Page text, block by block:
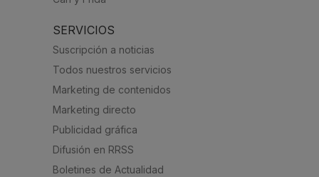
SERVICIOS
Suscripción a noticias
Todos nuestros servicios
Marketing de contenidos
Marketing directo
Publicidad gráfica
Difusión en RRSS
Boletines de Actualidad